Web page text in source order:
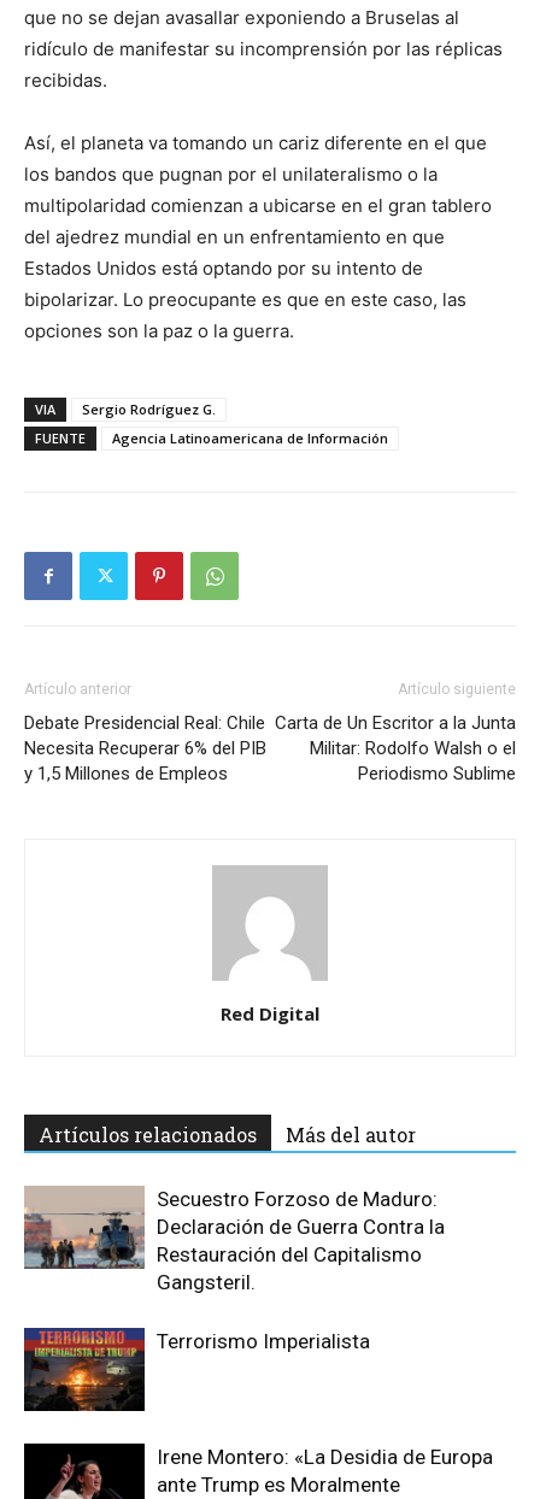
que no se dejan avasallar exponiendo a Bruselas al
ridículo de manifestar su incomprensión por las réplicas
recibidas.
Así, el planeta va tomando un cariz diferente en el que
los bandos que pugnan por el unilateralismo o la
multipolaridad comienzan a ubicarse en el gran tablero
del ajedrez mundial en un enfrentamiento en que
Estados Unidos está optando por su intento de
bipolarizar. Lo preocupante es que en este caso, las
opciones son la paz o la guerra.
VIA
Sergio Rodríguez G.
FUENTE
Agencia Latinoamericana de Información
Artículo anterior
Debate Presidencial Real: Chile
Necesita Recuperar 6% del PIB
y 1,5 Millones de Empleos
Artículo siguiente
Carta de Un Escritor a la Junta
Militar: Rodolfo Walsh o el
Periodismo Sublime
Red Digital
Artículos relacionados Más del autor
Secuestro Forzoso de Maduro:
Declaración de Guerra Contra la
Restauración del Capitalismo
Gangsteril.
Terrorismo Imperialista
Irene Montero: «La Desidia de Europa
ante Trump es Moralmente